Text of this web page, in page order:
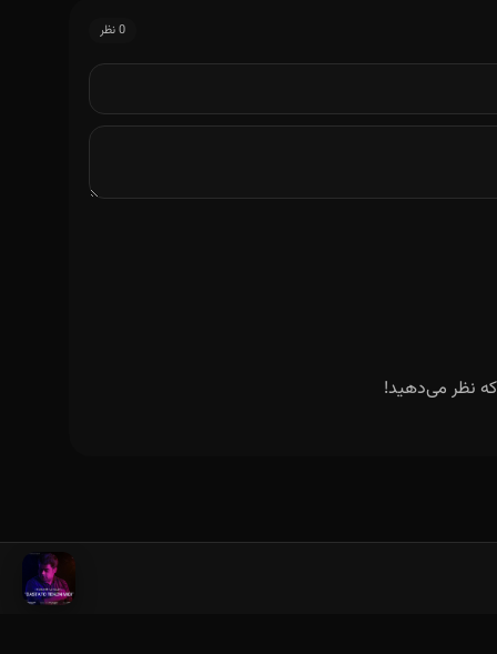
0 نظر
نظر می‌دهید!